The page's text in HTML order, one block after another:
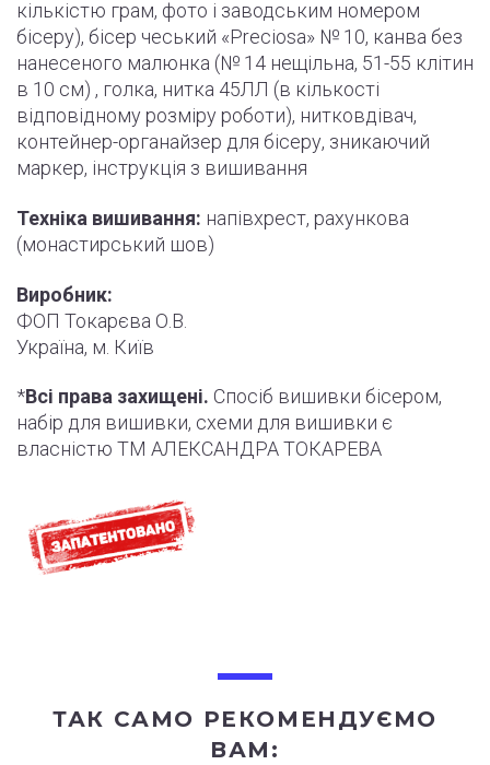
кількістю грам, фото і заводським номером
бісеру), бісер чеський «Preciosa» № 10, канва без
нанесеного малюнка (№ 14 нещільна, 51-55 клітин
в 10 см) , голка, нитка 45ЛЛ (в кількості
відповідному розміру роботи), нитковдівач,
контейнер-органайзер для бісеру, зникаючий
маркер, інструкція з вишивання
Техніка вишивання: напівхрест, рахункова
(монастирський шов)
Виробник:
ФОП Токарєва О.В.
Україна, м. Київ
*Всі права захищені. Спосіб вишивки бісером,
набір для вишивки, схеми для вишивки є
власністю ТМ АЛЕКСАНДРА ТОКАРЕВА
ТАК САМО РЕКОМЕНДУЄМО
ВАМ: